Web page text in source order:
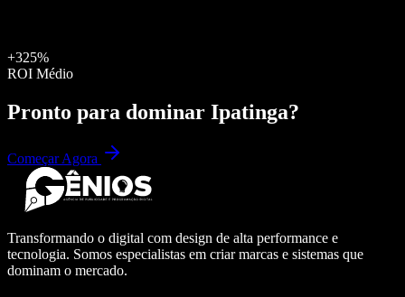
+325%
ROI Médio
Pronto para dominar Ipatinga?
Começar Agora
Transformando o digital com design de alta performance e
tecnologia. Somos especialistas em criar marcas e sistemas que
dominam o mercado.